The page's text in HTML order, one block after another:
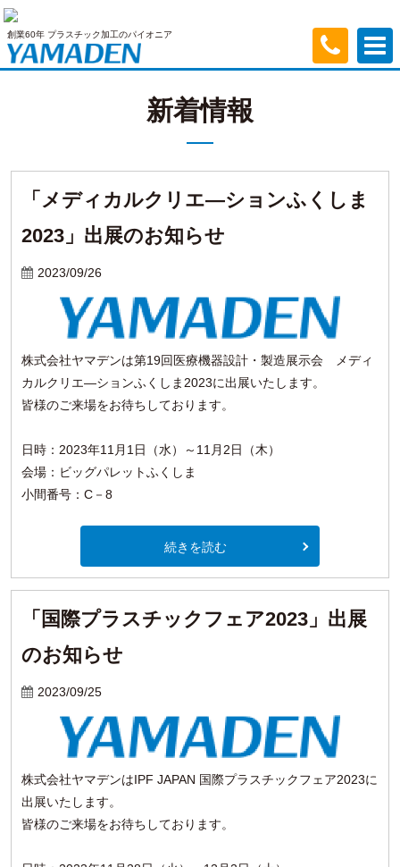
創業60年 プラスチック加工のパイオニア
新着情報
「メディカルクリエ―ションふくしま
2023」出展のお知らせ
2023/09/26
株式会社ヤマデンは第19回医療機器設計・製造展示会 メディ
カルクリエ―ションふくしま2023に出展いたします。
皆様のご来場をお待ちしております。
日時：2023年11月1日（水）～11月2日（木）
会場：ビッグパレットふくしま
小間番号：C－8
続きを読む
「国際プラスチックフェア2023」出展
のお知らせ
2023/09/25
株式会社ヤマデンはIPF JAPAN 国際プラスチックフェア2023に
出展いたします。
皆様のご来場をお待ちしております。